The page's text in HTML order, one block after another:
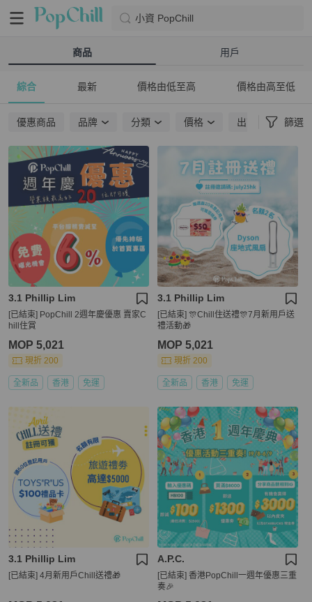
小資 PopChill
商品 用戶
綜合 最新 價格由低至高 價格由高至低
優惠商品 品牌 分類 價格 出貨地點 篩選
3.1 Phillip Lim
[已結束] PopChill 2週年慶優惠 賣家C
hill住賞
MOP 5,021
現折 200
全新品 香港 免運
3.1 Phillip Lim
[已結束] 🎊Chill住送禮🎊7月新用戶送
禮活動🎁
MOP 5,021
現折 200
全新品 香港 免運
3.1 Phillip Lim
[已結束] 4月新用戶Chill送禮🎁
A.P.C.
[已結束] 香港PopChill一週年優惠三重
奏🎉